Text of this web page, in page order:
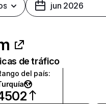
jun 2026
de tráfico
del país: